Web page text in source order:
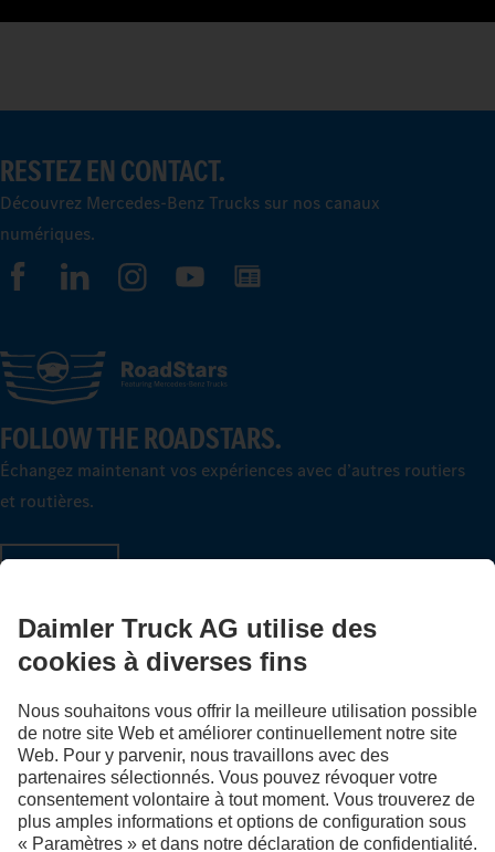
RESTEZ EN CONTACT.
Découvrez Mercedes-Benz Trucks sur nos canaux
numériques.
FOLLOW THE ROADSTARS.
Échangez maintenant vos expériences avec d’autres routiers
et routières.
Montez à bord
FR
Fournisseur
Politique de confidentialité